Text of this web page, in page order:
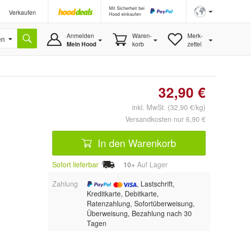
Verkaufen
Mit Sicherheit bei
Hood einkaufen
Anmelden
Mein Hood
Waren-
korb
Merk-
zettel
32,90 €
inkl. MwSt. (32,90 €/kg)
Versandkosten nur 6,90 €
In den Warenkorb
Sofort lieferbar 10+ Auf Lager
Zahlung
, Lastschrift,
Kreditkarte, Debitkarte,
Ratenzahlung, Sofortüberweisung,
Überweisung, Bezahlung nach 30
Tagen